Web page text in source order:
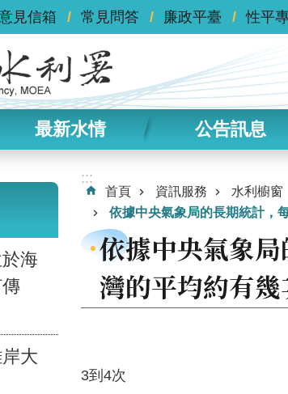
見信箱 常見問答 廉政平臺 性平
最新水情 公告訊息
海
大
:::
首頁 資訊服務 水利櫥窗
依據中央氣象局的長期統計，
依據中央氣象
灣的平均約有幾
3到4次